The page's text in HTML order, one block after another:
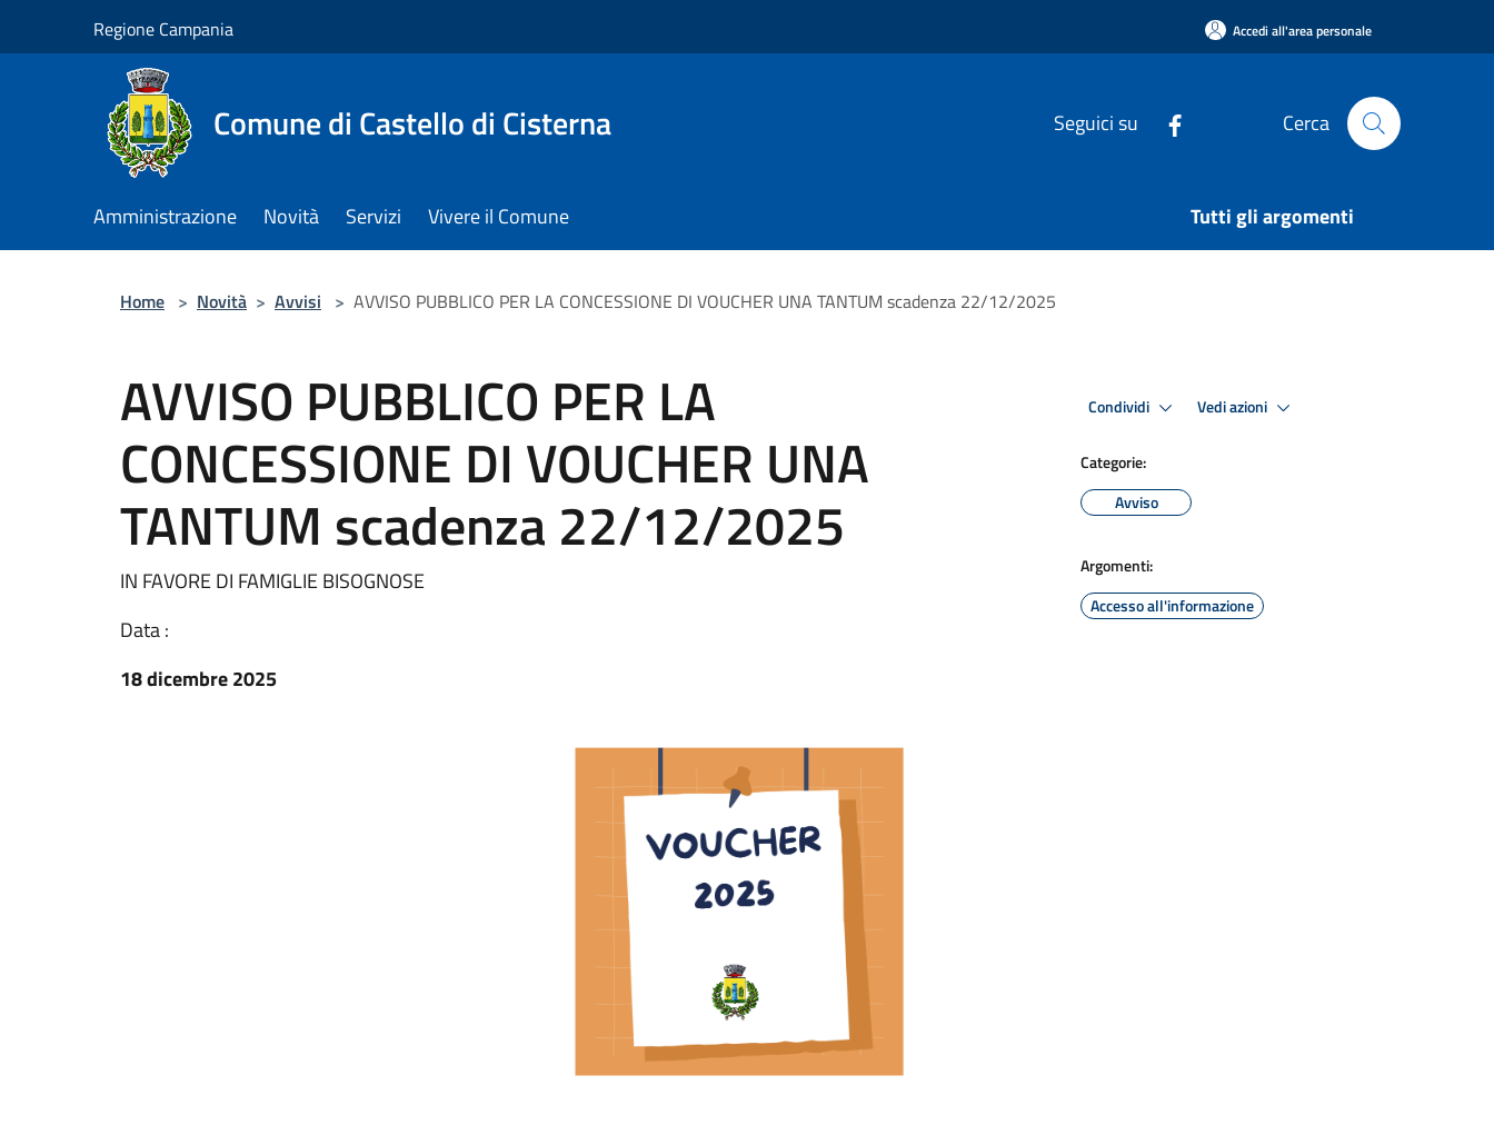
Regione Campania Accedi all'area personale
Comune di Castello di Cisterna Seguici su Cerca
Amministrazione Novità Servizi Vivere il Comune Tutti gli argomenti
Home > Novità > Avvisi > AVVISO PUBBLICO PER LA CONCESSIONE DI VOUCHER UNA TANTUM scadenza 22/12/2025
AVVISO PUBBLICO PER LA
CONCESSIONE DI VOUCHER UNA
TANTUM scadenza 22/12/2025
IN FAVORE DI FAMIGLIE BISOGNOSE
Data :
18 dicembre 2025
Condividi Vedi azioni
Categorie:
Avviso
Argomenti:
Accesso all'informazione